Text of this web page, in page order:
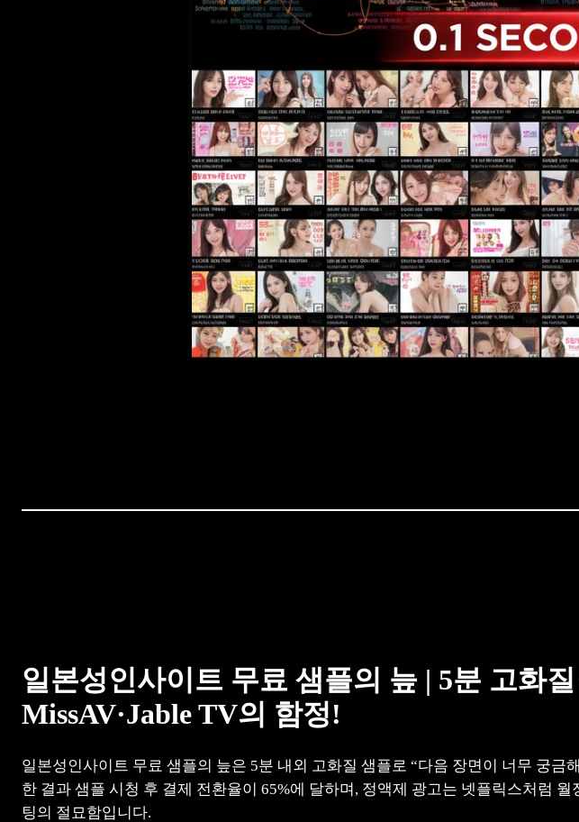
일본성인사이트 무료 샘플의 늪 | 5분 고화
MissAV·Jable TV의 함정!
일본성인사이트 무료 샘플의 늪은 5분 내외 고화질 샘플로 “다음 장면이 너무 궁
한 결과 샘플 시청 후 결제 전환율이 65%에 달하며, 정액제 광고는 넷플릭스처럼
팅의 절묘함입니다.